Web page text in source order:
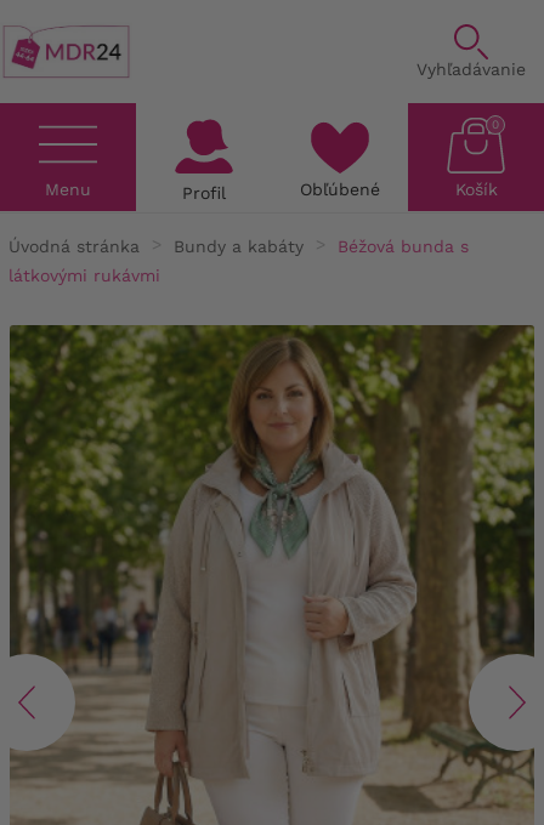
Vyhľadávanie
Menu Profil Obľúbené Košík
0
Úvodná stránka Bundy a kabáty
Béžová bunda s
látkovými rukávmi